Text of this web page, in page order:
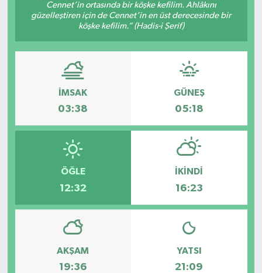
Cennet’in ortasında bir köşke kefilim. Ahlâkını
güzelleştiren için de Cennet’in en üst derecesinde bir
köşke kefilim.” (Hadis-i Şerif)
İMSAK
03:38
GÜNEŞ
05:18
ÖĞLE
12:32
İKINDI
16:23
AKŞAM
19:36
YATSI
21:09